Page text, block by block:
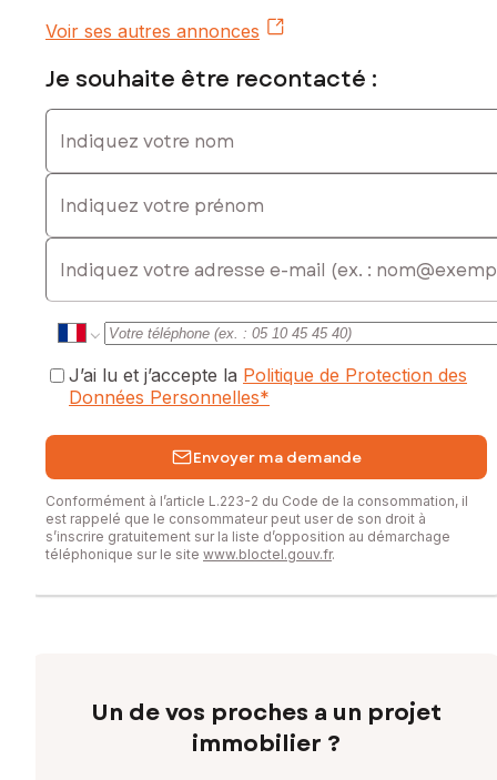
Voir ses autres annonces
Je souhaite être recontacté :
Indiquez votre nom
Indiquez votre prénom
E-mail
J’ai lu et j’accepte la Politique de Protection des
Données Personnelles*
Envoyer ma demande
Conformément à l’article L.223-2 du Code de la consommation, il
est rappelé que le consommateur peut user de son droit à
s’inscrire gratuitement sur la liste d’opposition au démarchage
téléphonique sur le site www.bloctel.gouv.fr.
Un de vos proches a un projet
immobilier ?